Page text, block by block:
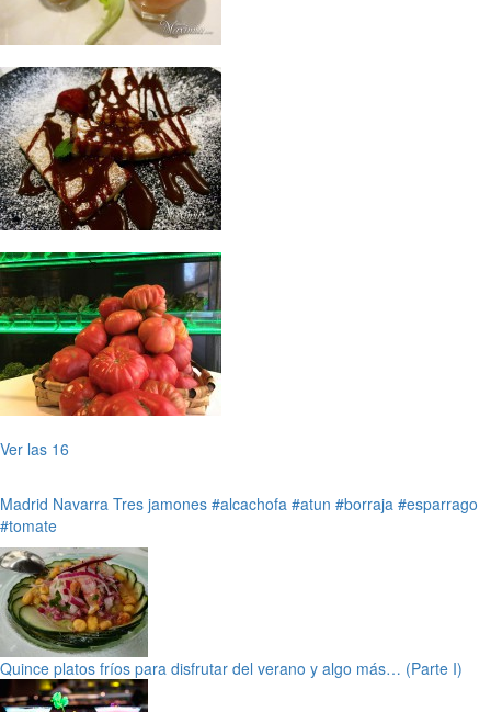
Ver las 16
Madrid Navarra Tres jamones #alcachofa #atun #borraja #esparrago
#tomate
Quince platos fríos para disfrutar del verano y algo más… (Parte I)